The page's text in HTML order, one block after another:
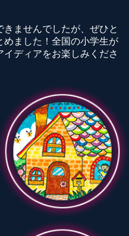
ませんでしたが、ぜひと
めました！全国の小学生が
ディアをお楽しみくださ